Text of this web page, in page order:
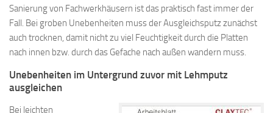
Sanierung von Fachwerkhäusern ist das praktisch fast immer der
Fall. Bei groben Unebenheiten muss der Ausgleichsputz zunächst
auch trocknen, damit nicht zu viel Feuchtigkeit durch die Platten
nach innen bzw. durch das Gefache nach außen wandern muss.
Unebenheiten im Untergrund zuvor mit Lehmputz
ausgleichen
Bei leichten